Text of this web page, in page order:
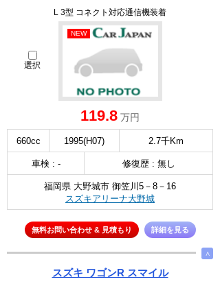
L 3型 コネクト対応通信機装着
選択
NEW
119.8 万円
660cc 1995(H07) 2.7千Km
車検 : - 修復歴 : 無し
福岡県 大野城市 御笠川5－8－16
スズキアリーナ大野城
無料お問い合わせ & 見積もり 詳細を見る
∧
スズキ ワゴンR スマイル